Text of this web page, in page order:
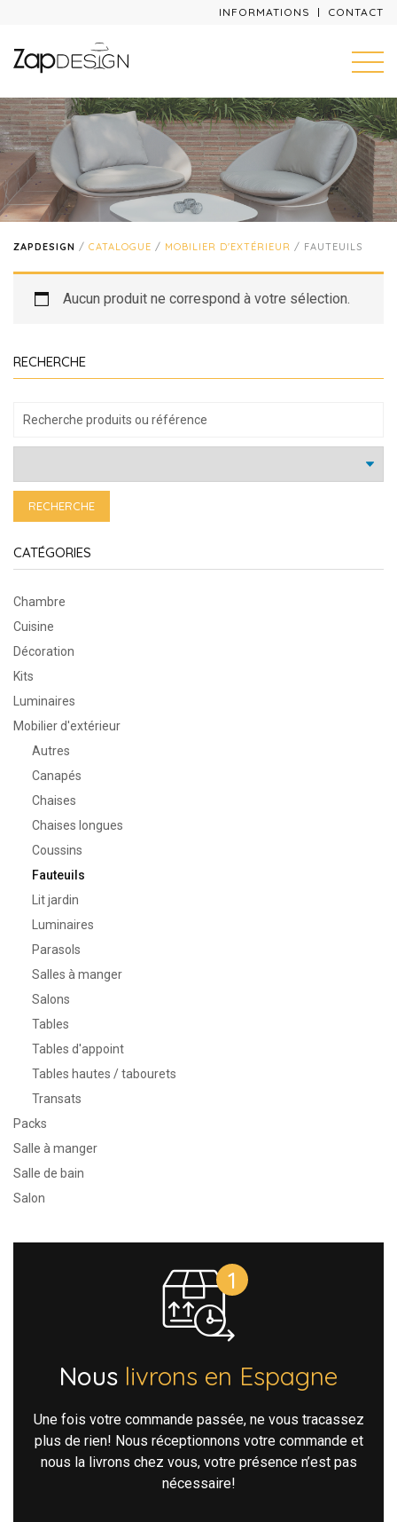
INFORMATIONS CONTACT
ZAPDESIGN / CATALOGUE / MOBILIER D'EXTÉRIEUR / FAUTEUILS
RECHERCHE
RECHERCHE
CATÉGORIES
Chambre
Cuisine
Décoration
Kits
Luminaires
Mobilier d'extérieur
Autres
Canapés
Chaises
Chaises longues
Coussins
Fauteuils
Lit jardin
Luminaires
Parasols
Salles à manger
Salons
Tables
Tables d'appoint
Tables hautes / tabourets
Transats
Packs
Salle à manger
Salle de bain
Salon
Aucun produit ne correspond à votre sélection.
Nous livrons en Espagne
Une fois votre commande passée, ne vous tracassez
plus de rien! Nous réceptionnons votre commande et
nous la livrons chez vous, votre présence n’est pas
nécessaire!